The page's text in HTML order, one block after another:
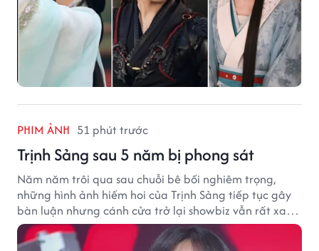
PHIM ẢNH 51 phút trước
Trịnh Sảng sau 5 năm bị phong sát
Năm năm trôi qua sau chuỗi bê bối nghiêm trọng,
những hình ảnh hiếm hoi của Trịnh Sảng tiếp tục gây
bàn luận nhưng cánh cửa trở lại showbiz vẫn rất xa
vời.